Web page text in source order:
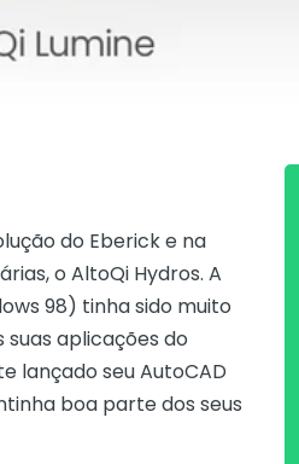
do Eberick e na
o AltoQi Hydros. A
98) tinha sido muito
aplicações do
lançado seu AutoCAD
boa parte dos seus